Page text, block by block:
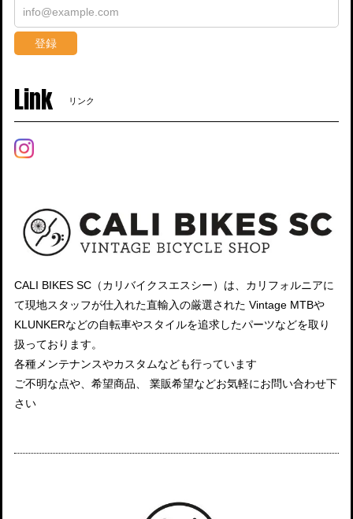
登録
Link リンク
CALI BIKES SC（カリバイクスエスシー）は、カリフォルニアに
て現地スタッフが仕入れた直輸入の厳選された Vintage MTBや
KLUNKERなどの自転車やスタイルを追求したパーツなどを取り
扱っております。
各種メンテナンスやカスタムなども行っています
ご不明な点や、希望商品、 業販希望などお気軽にお問い合わせ下
さい